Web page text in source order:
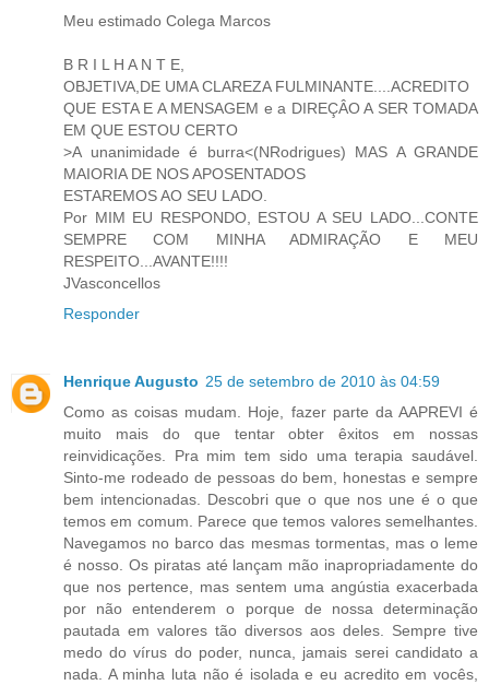
Meu estimado Colega Marcos
B R I L H A N T E,
OBJETIVA,DE UMA CLAREZA FULMINANTE....ACREDITO
QUE ESTA E A MENSAGEM e a DIREÇÂO A SER TOMADA
EM QUE ESTOU CERTO
>A unanimidade é burra<(NRodrigues) MAS A GRANDE
MAIORIA DE NOS APOSENTADOS
ESTAREMOS AO SEU LADO.
Por MIM EU RESPONDO, ESTOU A SEU LADO...CONTE
SEMPRE COM MINHA ADMIRAÇÃO E MEU
RESPEITO...AVANTE!!!!
JVasconcellos
Responder
Henrique Augusto 25 de setembro de 2010 às 04:59
Como as coisas mudam. Hoje, fazer parte da AAPREVI é
muito mais do que tentar obter êxitos em nossas
reinvidicações. Pra mim tem sido uma terapia saudável.
Sinto-me rodeado de pessoas do bem, honestas e sempre
bem intencionadas. Descobri que o que nos une é o que
temos em comum. Parece que temos valores semelhantes.
Navegamos no barco das mesmas tormentas, mas o leme
é nosso. Os piratas até lançam mão inapropriadamente do
que nos pertence, mas sentem uma angústia exacerbada
por não entenderem o porque de nossa determinação
pautada em valores tão diversos aos deles. Sempre tive
medo do vírus do poder, nunca, jamais serei candidato a
nada. A minha luta não é isolada e eu acredito em vocês,